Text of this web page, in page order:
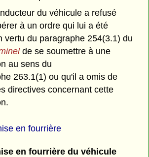
du véhicule a refusé
à un ordre qui lui a été
vertu du paragraphe 254(3.1) du
de se soumettre à une
au sens du
263.1(1) ou qu'il a omis de
directives concernant cette
en fourrière
en fourrière du véhicule